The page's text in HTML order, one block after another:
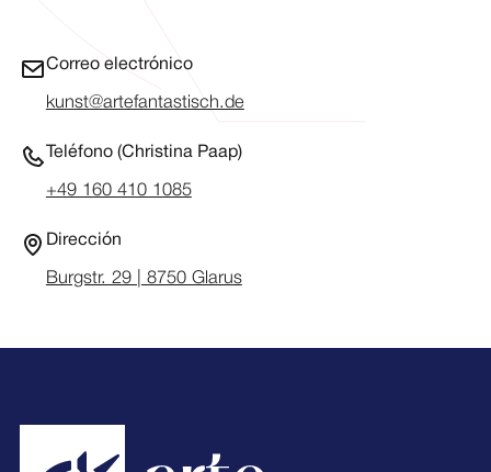
Correo electrónico
kunst@artefantastisch.de
Teléfono (Christina Paap)
+49 160 410 1085
Dirección
Burgstr. 29 | 8750 Glarus